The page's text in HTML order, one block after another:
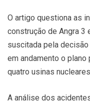
O artigo questiona as
construção de Angra 3
suscitada pela
em andamento o
quatro usinas
A análise dos